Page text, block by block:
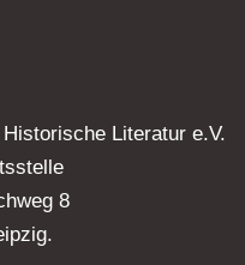
Literatur e.V.
8